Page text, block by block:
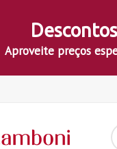
Aproveite preços